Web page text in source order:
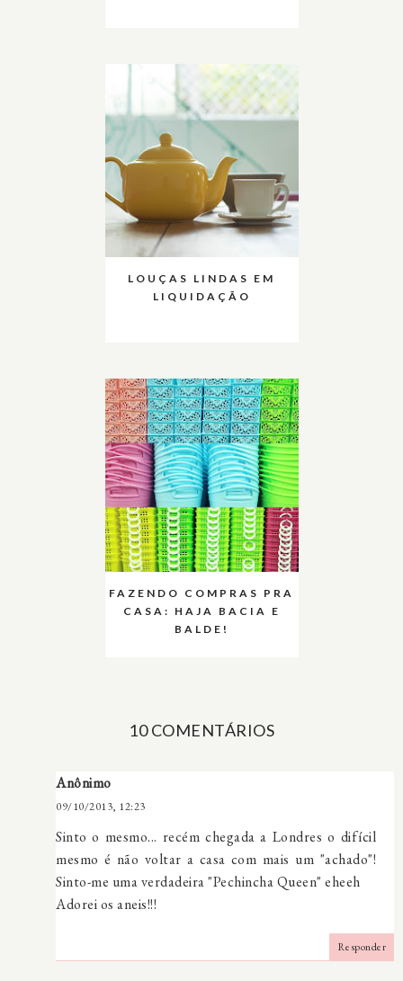
LOUÇAS LINDAS EM
LIQUIDAÇÃO
FAZENDO COMPRAS PRA
CASA: HAJA BACIA E
BALDE!
10 COMENTÁRIOS
Anônimo
09/10/2013, 12:23
Sinto o mesmo... recém chegada a Londres o difícil
mesmo é não voltar a casa com mais um "achado"!
Sinto-me uma verdadeira "Pechincha Queen" eheeh
Adorei os aneis!!!
Responder